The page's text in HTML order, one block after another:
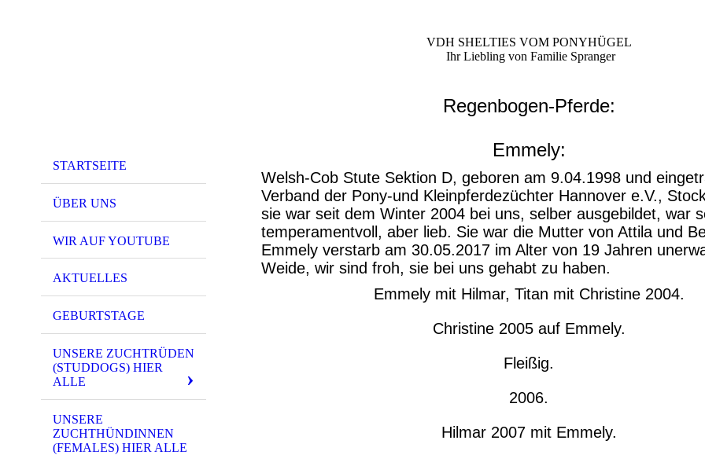
STARTSEITE
ÜBER UNS
WIR AUF YOUTUBE
AKTUELLES
GEBURTSTAGE
UNSERE ZUCHTRÜDEN
(STUDDOGS) HIER
ALLE
UNSERE
ZUCHTHÜNDINNEN
(FEMALES) HIER ALLE
VDH SHELTIES VOM PONYHÜGEL
Ihr Liebling von Familie Spranger
Regenbogen-Pferde:
Emmely:
Welsh-Cob Stute Sektion D, geboren am 9.04.1998 und
Verband der Pony-und Kleinpferdezüchter Hannover e.V.,
sie war seit dem Winter 2004 bei uns, selber ausgebildet, war
temperamentvoll, aber lieb. Sie war die Mutter von Attila und
Emmely verstarb am 30.05.2017 im Alter von 19 Jahren
Weide, wir sind froh, sie bei uns gehabt zu haben.
Emmely mit Hilmar, Titan mit Christine 2004.
Christine 2005 auf Emmely.
Fleißig.
2006.
Hilmar 2007 mit Emmely.